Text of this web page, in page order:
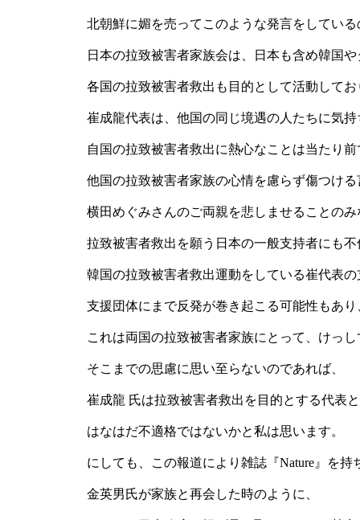
北朝鮮に媚を売ってこのような発言をしてい
日本の拉致被害者家族会は、日本も含め韓国
各国の拉致被害者救出も目的として活動してお
崔成龍代表は、他国の同じ境遇の人たちに気
自国の拉致被害者救出に熱心なことは当たり
他国の拉致被害者家族の心情を慮らず傷つけ
横田めぐみさんのご両親を悲しませることのみ
拉致被害者救出を願う日本の一般支持者にも
韓国の拉致被害者救出運動をしている崔代表
支援団体にまで反発が巻き起こる可能性もあり
これは両国の拉致被害者家族にとって、けっ
そこまでの思慮に思い至らないのであれば、
崔成龍 氏は拉致被害者救出を目的とする代表
はなはだ不適格ではないかと私は思います。
にしても、この報道により雑誌『Nature』を持
金英男氏が家族と再会した時のように、